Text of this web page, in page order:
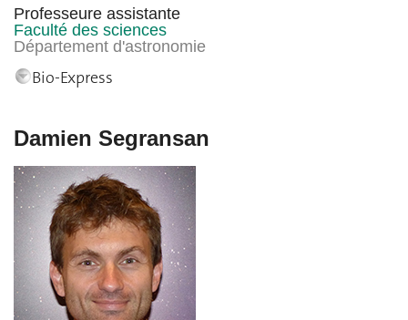
Professeure assistante
Faculté des sciences
Département d'astronomie
Bio-Express
Damien Segransan